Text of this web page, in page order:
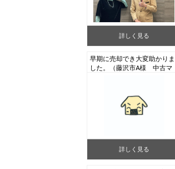
詳しく見る
早期に売却でき大変助かりま
した。（藤沢市A様 中古マ
詳しく見る